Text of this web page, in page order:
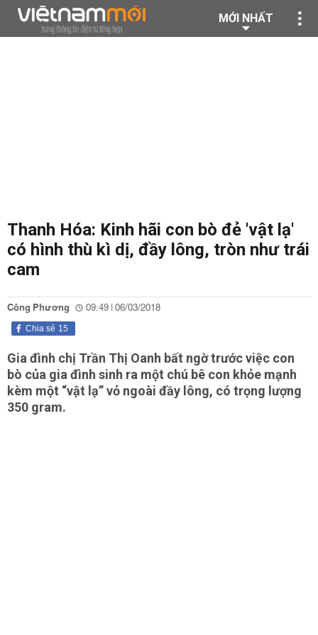
MỚI NHẤT
Thanh Hóa: Kinh hãi con bò đẻ 'vật lạ'
có hình thù kì dị, đầy lông, tròn như trái
cam
Công Phương 09:49 | 06/03/2018
15
Chia sẻ
Gia đình chị Trần Thị Oanh bất ngờ trước việc con
bò của gia đình sinh ra một chú bê con khỏe mạnh
kèm một “vật lạ” vỏ ngoài đầy lông, có trọng lượng
350 gram.